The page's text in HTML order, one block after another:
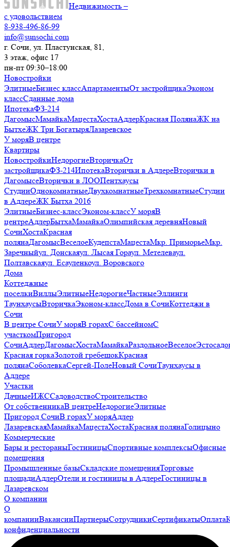
Недвижимость –
с удовольствием
8-938-496-86-99
info@sunsochi.com
г. Сочи, ул. Пластунская, 81,
3 этаж, офис 17
пн-пт 09:30–18:00
Новостройки
ЭлитныеБизнес классАпартаментыОт застройщикаЭконом
классСданные дома
ИпотекаФЗ-214
ДагомысМамайкаМацестаХостаАдлерКрасная ПолянаЖК на
БытхеЖК Три БогатыряЛазаревское
У моряВ центре
Квартиры
НовостройкиНедорогиеВторичкаОт
застройщикаФЗ-214ИпотекаВторички в АдлереВторички в
ДагомысеВторички в ЛООПентхаусы
СтудииОднокомнатныеДвухкомнатныеТрехкомнатныеСтудии
в АдлереЖК Бытха 2016
ЭлитныеБизнес-классЭконом-классУ моряВ
центреАдлерБытхаМамайкаОлимпийская деревняНовый
СочиХостаКрасная
полянаДагомысВеселоеКудепстаМацестаМкр. ПриморьеМкр.
Заречныйул. Донскаяул. Лысая Гораул. Метелеваул.
Полтавскаяул. Есауленкоул. Воровского
Дома
Коттеджные
поселкиВиллыЭлитныеНедорогиеЧастныеЭллинги
ТаунхаусыВторичкаЭконом-классДома в СочиКоттеджи в
Сочи
В центре СочиУ моряВ горахС бассейномС
участкомПригород
СочиАдлерДагомысХостаМамайкаРаздольноеВеселое
Красная горкаЗолотой гребешокКрасная
полянаСоболевкаСергей-ПолеНовый СочиТаунхаусы в
Адлере
Участки
ДачныеИЖССадоводствоСтроительство
От собственникаВ центреНедорогиеЭлитные
Пригород СочиВ горахУ моряАдлер
ЛазаревскаяМамайкаМацестаХостаКрасная полянаГолицыно
Коммерческие
Бары и рестораныГостиницыСпортивные комплексыОфисные
помещения
Промышленные базыСкладские помещенияТорговые
площадиАдлерОтели и гостиницы в АдлереГостиницы в
Лазаревском
О компании
О
компанииВакансииПартнерыСотрудникиСертификатыОплата
конфиденциальности